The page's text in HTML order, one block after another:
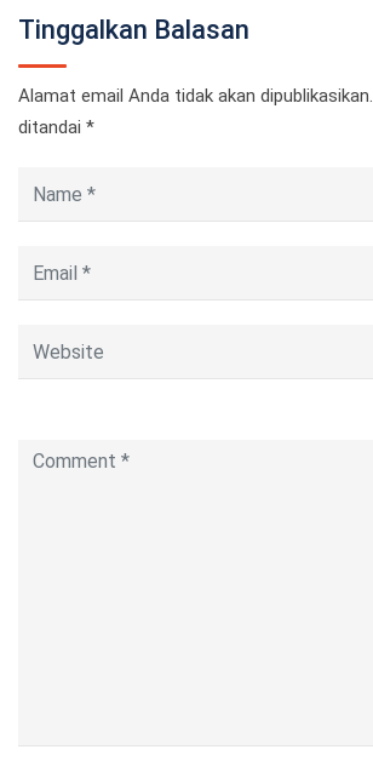
Tinggalkan Balasan
Alamat email Anda tidak akan dipublikasikan.
ditandai *